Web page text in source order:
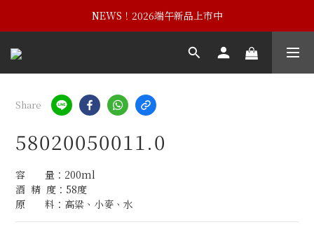
NEWS！黃埔建校102週年紀念酒
NEWS！2026端午新品上市中
NEWS！黃埔建校102週年紀念酒
Share
58020050011.0
容　　量：200ml
酒  精  度：58度
原　　料：高粱、小麥、水